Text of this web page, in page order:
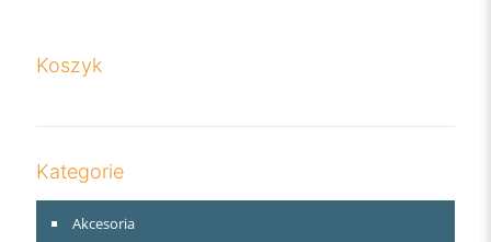
Koszyk
Kategorie
Akcesoria